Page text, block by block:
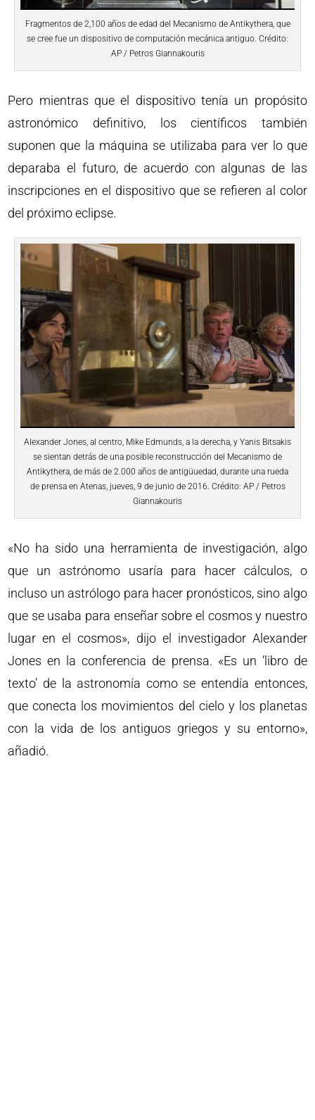
Fragmentos de 2,100 años de edad del Mecanismo de Antikythera, que
se cree fue un dispositivo de computación mecánica antiguo. Crédito:
AP / Petros Giannakouris
Pero mientras que el dispositivo tenía un propósito
astronómico definitivo, los científicos también
suponen que la máquina se utilizaba para ver lo que
deparaba el futuro, de acuerdo con algunas de las
inscripciones en el dispositivo que se refieren al color
del próximo eclipse.
Alexander Jones, al centro, Mike Edmunds, a la derecha, y Yanis Bitsakis
se sientan detrás de una posible reconstrucción del Mecanismo de
Antikythera, de más de 2.000 años de antigüuedad, durante una rueda
de prensa en Atenas, jueves, 9 de junio de 2016. Crédito: AP / Petros
Giannakouris
«No ha sido una herramienta de investigación, algo
que un astrónomo usaría para hacer cálculos, o
incluso un astrólogo para hacer pronósticos, sino algo
que se usaba para enseñar sobre el cosmos y nuestro
lugar en el cosmos», dijo el investigador Alexander
Jones en la conferencia de prensa. «Es un ‘libro de
texto’ de la astronomía como se entendía entonces,
que conecta los movimientos del cielo y los planetas
con la vida de los antiguos griegos y su entorno»,
añadió.